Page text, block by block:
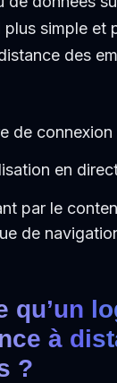
simple et
des
de
en
par le
de
qu’un
à
?